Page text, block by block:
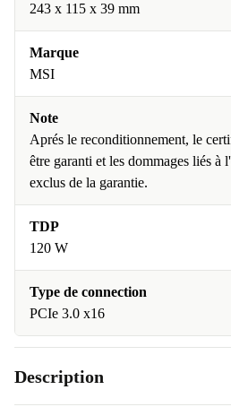
243 x 115 x 39 mm
Marque
MSI
Note
Aprés le reconditionnement, le
être garanti et les dommages liés à
exclus de la garantie.
TDP
120 W
Type de connection
PCIe 3.0 x16
Description